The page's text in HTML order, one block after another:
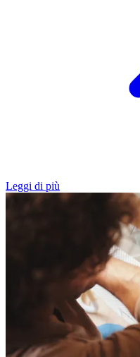
Leggi di più